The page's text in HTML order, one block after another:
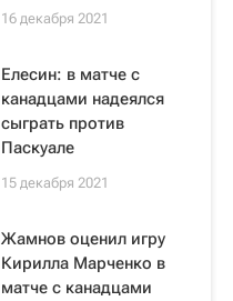
16 декабря 2021
Елесин: в матче с
канадцами надеялся
сыграть против
Паскуале
15 декабря 2021
Жамнов оценил игру
Кирилла Марченко в
матче с канадцами